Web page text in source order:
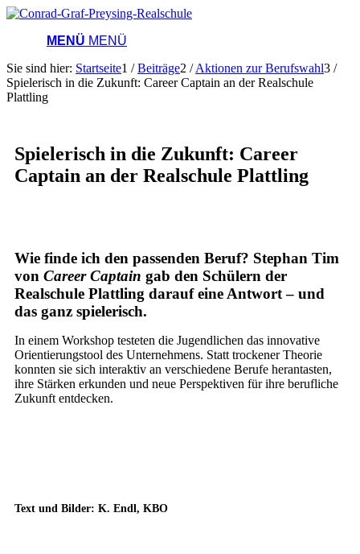
MENÜ MENÜ
Sie sind hier: Startseite1 / Beiträge2 / Aktionen zur Berufswahl3 /
Spielerisch in die Zukunft: Career Captain an der Realschule
Plattling
Spielerisch in die Zukunft: Career
Captain an der Realschule Plattling
Wie finde ich den passenden Beruf? Stephan Tim
von Career Captain gab den Schülern der
Realschule Plattling darauf eine Antwort – und
das ganz spielerisch.
In einem Workshop testeten die Jugendlichen das innovative
Orientierungstool des Unternehmens. Statt trockener Theorie
konnten sie sich interaktiv an verschiedene Berufe herantasten,
ihre Stärken erkunden und neue Perspektiven für ihre berufliche
Zukunft entdecken.
Text und Bilder: K. Endl, KBO